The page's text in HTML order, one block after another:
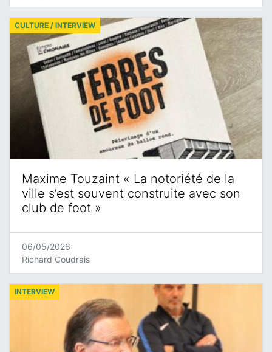
Maxime Touzaint « La notoriété de la
ville s’est souvent construite avec son
club de foot »
CULTURE / INTERVIEW
06/05/2026
Richard Coudrais
INTERVIEW